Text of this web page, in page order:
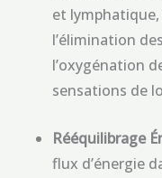
et
l’élimination
l’oxygénation
sensations de
Rééquilibrage
flux d’énergie